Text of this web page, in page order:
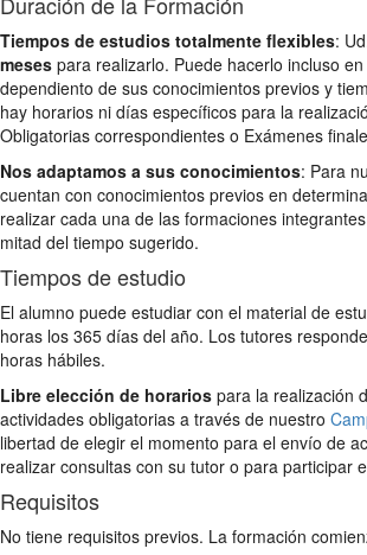
Tiempos de estudios totalmente flexibles:
meses para realizarlo. Puede hacerlo incluso
dependiento de sus conocimientos previos y
hay horarios ni días específicos para la
Obligatorias correspondientes o Exámenes
Nos adaptamos a sus conocimientos: Para
cuentan con conocimientos previos en
realizar cada una de las formaciones
mitad del tiempo sugerido.
Tiempos de estudio
El alumno puede estudiar con el material de
horas los 365 días del año. Los tutores
horas hábiles.
Libre elección de horarios para la realización
actividades obligatorias a través de nuestro
libertad de elegir el momento para el envío de
realizar consultas con su tutor o para participar
Requisitos
No tiene requisitos previos. La formación